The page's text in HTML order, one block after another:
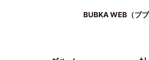
BUBKA WEB（ブ